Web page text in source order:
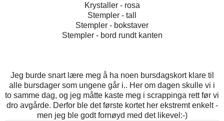
Krystaller - rosa
Stempler - tall
Stempler - bokstaver
Stempler - bord rundt kanten
Jeg burde snart lære meg å ha noen bursdagskort klare til
alle bursdager som ungene går i.. Her om dagen skulle vi i
to samme dag, og jeg måtte kaste meg i scrappinga rett før vi
dro avgårde. Derfor ble det første kortet her ekstremt enkelt -
men jeg ble godt fornøyd med det likevel:-)